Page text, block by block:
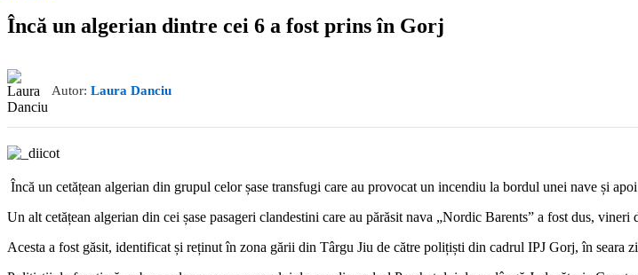
Încă un algerian dintre cei 6 a fost prins în Gorj
Autor: Laura Danciu
Încă un cetățean algerian din grupul celor șase transfugi care au provocat un incendiu la bordul unei nave și
Un alt cetățean algerian din cei șase pasageri clandestini care au părăsit nava „Nordic Barents” a fost dus,
Acesta a fost găsit, identificat și reținut în zona gării din Târgu Jiu de către polițiști din cadrul IPJ Gorj, în seara